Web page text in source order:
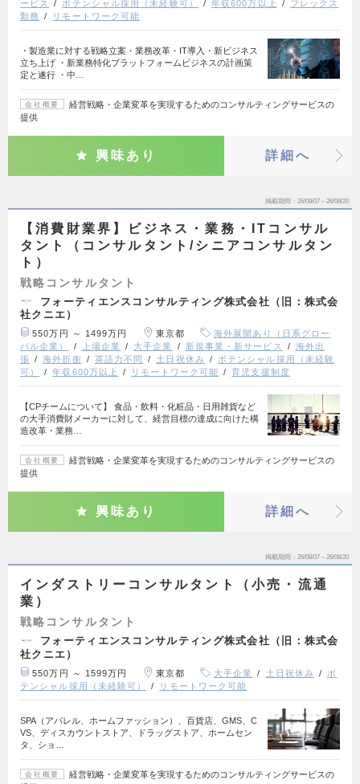
ービス
ポテンシャル採用（未経験可） 年収600万以上
フレックス
勤務
リモートワーク可能
・製造業に対する戦略立案・業務改革・IT導入・新ビジネス
立ち上げ ・新業務特化プラットフォームビジネスの計画策
定と遂行 ・中…
会社概要
経営戦略・企業変革を実現するためのコンサルティングサービスの
提供
興味あり 詳細へ
掲載期間 26/08/07～26/08/20
【消費財業界】ビジネス・業務・ITコンサル
タント（コンサルタント/シニアコンサルタン
ト）
戦略コンサルタント
フォーティエンスコンサルティング株式会社（旧：株式会
社クニエ）
550万円 ～ 1499万円 東京都
海外展開あり（日系グロー
バル企業）
上場企業 大手企業 新規事業・新サービス
海外出
張
海外折衝 英語力不問 土日祝休み
ポテンシャル採用（未経験
可）
年収600万以上 リモートワーク可能 育児支援制度
【CPチームについて】 食品・飲料・化粧品・日用雑貨など
の大手消費財メーカーに対して、経営目標の達成に向けた構
造改革・業務…
会社概要
経営戦略・企業変革を実現するためのコンサルティングサービスの
提供
興味あり 詳細へ
掲載期間 26/08/07～26/08/20
インダストリーコンサルタント（小売・流通
業）
戦略コンサルタント
フォーティエンスコンサルティング株式会社（旧：株式会
社クニエ）
550万円 ～ 1599万円 東京都 大手企業 土日祝休み
ポ
テンシャル採用（未経験可）
リモートワーク可能
SPA（アパレル、ホームファッション）、百貨店、GMS、C
VS、ディスカウントストア、ドラッグストア、ホームセン
タ、ショ…
会社概要
経営戦略・企業変革を実現するためのコンサルティングサービスの